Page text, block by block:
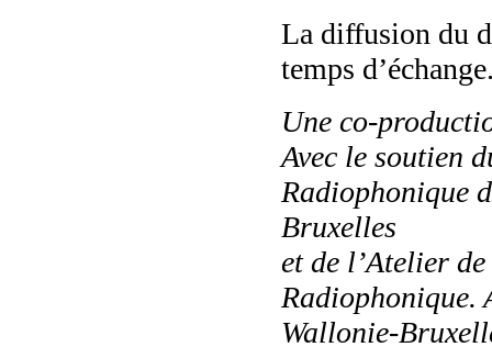
La diffusion du
temps
Une co-
Avec le soutien
Radiophonique
Bruxelles
et de l’Atelier
Radiophonique.
Wallonie-